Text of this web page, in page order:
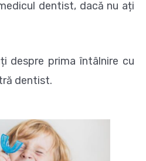
dentist, dacă nu ați
despre prima întâlnire cu
dentist.